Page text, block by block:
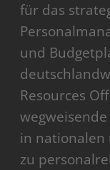
für das
und
Resources
in
zu